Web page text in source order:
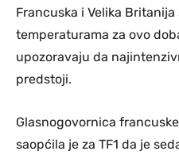
Francuska i Velika
temperaturama za ovo
upozoravaju da
predstoji.
Glasnogovornica
saopćila je za TF1 da je